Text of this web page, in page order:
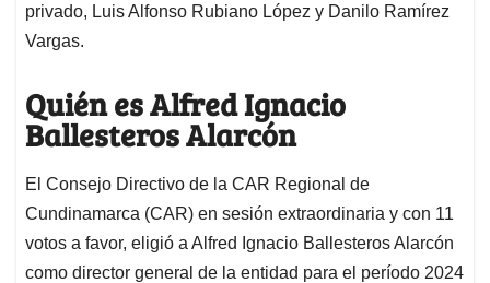
privado, Luis Alfonso Rubiano López y Danilo Ramírez
Vargas.
Quién es Alfred Ignacio
Ballesteros Alarcón
El Consejo Directivo de la CAR Regional de
Cundinamarca (CAR) en sesión extraordinaria y con 11
votos a favor, eligió a Alfred Ignacio Ballesteros Alarcón
como director general de la entidad para el período 2024